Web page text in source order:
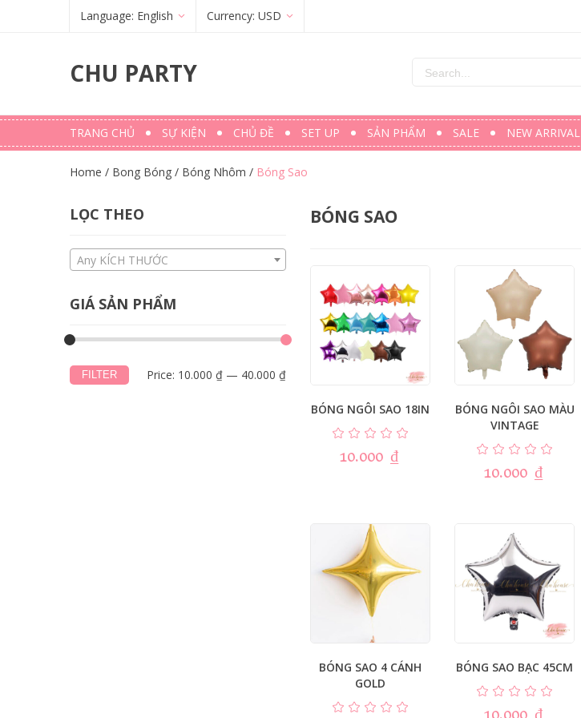
Language: English
English
Currency: USD
CHU PARTY
TRANG CHỦ SỰ KIỆN CHỦ ĐỀ SET UP SẢN PHẨM SALE NEW ARRIVAL
Home / Bong Bóng / Bóng Nhôm / Bóng Sao
LỌC THEO
Any KÍCH THƯỚC
GIÁ SẢN PHẨM
FILTER Price: 10.000 ₫ — 40.000 ₫
BÓNG SAO
BÓNG NGÔI SAO 18IN
10.000 ₫
BÓNG NGÔI SAO MÀU
VINTAGE
10.000 ₫
BÓNG SAO 4 CÁNH
GOLD
BÓNG SAO BẠC 45CM
10.000 ₫